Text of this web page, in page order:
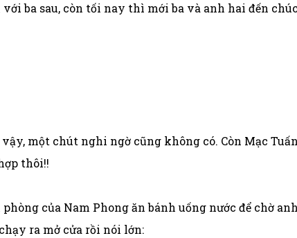
với ba sau, còn tối nay thì mới ba và anh hai đến
một chút nghi ngờ cũng không có. Còn Mạc
thôi!!
của Nam Phong ăn bánh uống nước để chờ
ra mở cửa rồi nói lớn: